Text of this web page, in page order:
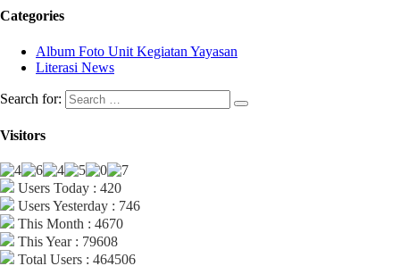
Categories
Album Foto Unit Kegiatan Yayasan
Literasi News
Search for:
Visitors
Users Today : 420
Users Yesterday : 746
This Month : 4670
This Year : 79608
Total Users : 464506